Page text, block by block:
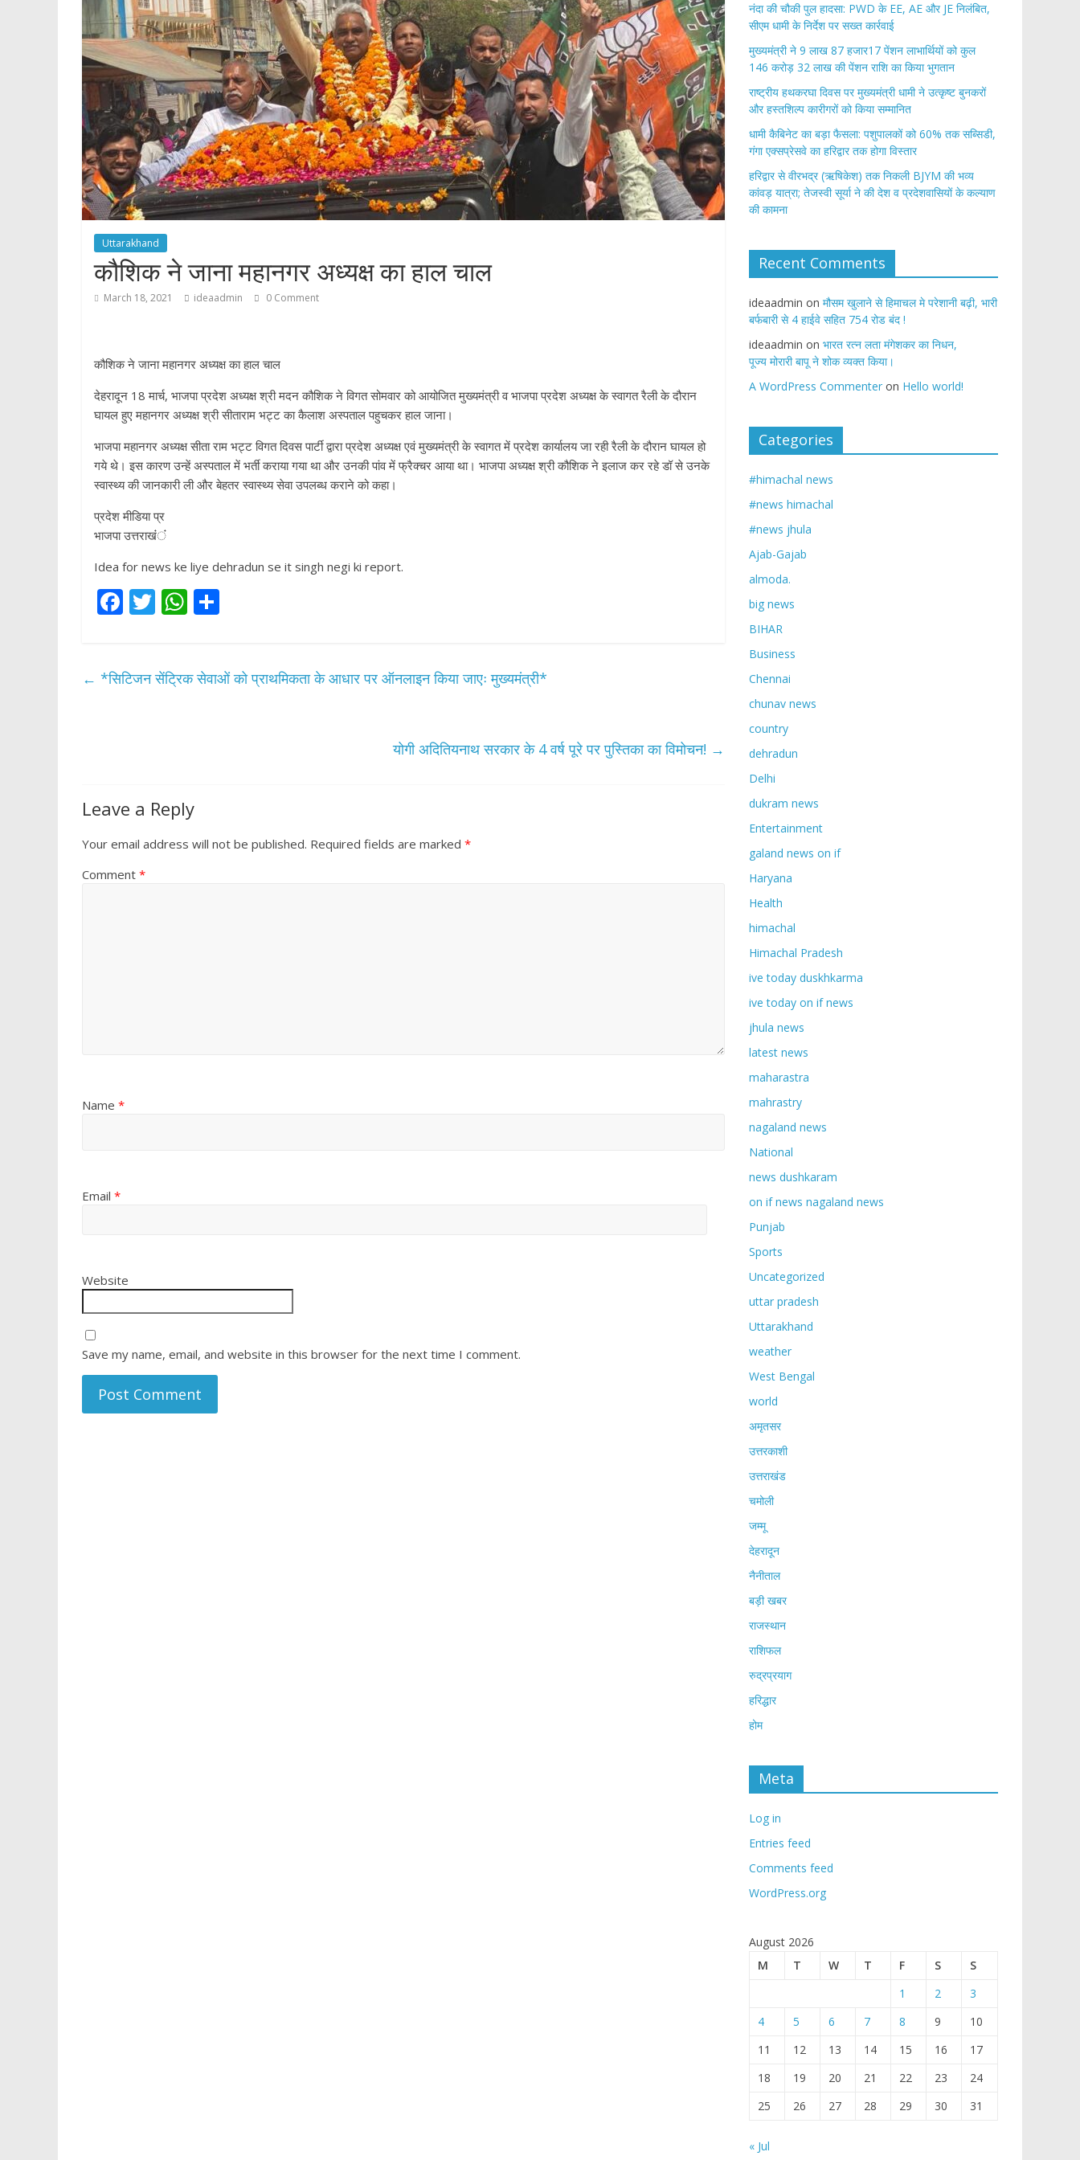
Uttarakhand
कौशिक ने जाना महानगर अध्यक्ष का हाल चाल
March 18, 2021 ideaadmin 0 Comment
कौशिक ने जाना महानगर अध्यक्ष का हाल चाल
देहरादून 18 मार्च, भाजपा प्रदेश अध्यक्ष श्री मदन कौशिक ने विगत सोमवार को आयोजित मुख्यमंत्री व भाजपा प्रदेश अध्यक्ष के स्वागत रैली के दौरान
घायल हुए महानगर अध्यक्ष श्री सीताराम भट्ट का कैलाश अस्पताल पहुचकर हाल जाना।
भाजपा महानगर अध्यक्ष सीता राम भट्ट विगत दिवस पार्टी द्वारा प्रदेश अध्यक्ष एवं मुख्यमंत्री के स्वागत में प्रदेश कार्यालय जा रही रैली के दौरान घायल हो
गये थे। इस कारण उन्हें अस्पताल में भर्ती कराया गया था और उनकी पांव में फ्रैक्चर आया था। भाजपा अध्यक्ष श्री कौशिक ने इलाज कर रहे डॉ से उनके
स्वास्थ्य की जानकारी ली और बेहतर स्वास्थ्य सेवा उपलब्ध कराने को कहा।
प्रदेश मीडिया प्र
भाजपा उत्तराखंंंं
Idea for news ke liye dehradun se it singh negi ki report.
F
b
T
er
W
s e
← *सिटिजन सेंट्रिक सेवाओं को प्राथमिकता के आधार पर ऑनलाइन किया जाएः मुख्यमंत्री*
योगी अदितियनाथ सरकार के 4 वर्ष पूरे पर पुस्तिका का विमोचन! →
Leave a Reply
Your email address will not be published. Required fields are marked *
Comment *
Name *
Email *
Website
Save my name, email, and website in this browser for the next time I comment.
नंदा की चौकी पुल हादसा: PWD के EE, AE और JE निलंबित,
सीएम धामी के निर्देश पर सख्त कार्रवाई
मुख्यमंत्री ने 9 लाख 87 हजार17 पेंशन लाभार्थियों को कुल
146 करोड़ 32 लाख की पेंशन राशि का किया भुगतान
राष्ट्रीय हथकरघा दिवस पर मुख्यमंत्री धामी ने उत्कृष्ट बुनकरों
और हस्तशिल्प कारीगरों को किया सम्मानित
​धामी कैबिनेट का बड़ा फैसला: पशुपालकों को 60% तक सब्सिडी,
गंगा एक्सप्रेसवे का हरिद्वार तक होगा विस्तार
​हरिद्वार से वीरभद्र (ऋषिकेश) तक निकली BJYM की भव्य
कांवड़ यात्रा; तेजस्वी सूर्या ने की देश व प्रदेशवासियों के कल्याण
की कामना
Recent Comments
ideaadmin on मौसम खुलाने से हिमाचल मे परेशानी बढ़ी, भारी
बर्फबारी से 4 हाईवे सहित 754 रोड बंद !
ideaadmin on भारत रत्न लता मंगेशकर का निधन,
पूज्य मोरारी बापू ने शोक व्यक्त किया।
A WordPress Commenter on Hello world!
Categories
#himachal news
#news himachal
#news jhula
Ajab-Gajab
almoda.
big news
BIHAR
Business
Chennai
chunav news
country
dehradun
Delhi
dukram news
Entertainment
galand news on if
Haryana
Health
himachal
Himachal Pradesh
ive today duskhkarma
ive today on if news
jhula news
latest news
maharastra
mahrastry
nagaland news
National
news dushkaram
on if news nagaland news
Punjab
Sports
Uncategorized
uttar pradesh
Uttarakhand
weather
West Bengal
world
अमृतसर
उत्तरकाशी
उत्तराखंड
चमोली
जम्मू
देहरादून
नैनीताल
बड़ी खबर
राजस्थान
राशिफल
रुद्रप्रयाग
हरिद्धार
होम
Meta
Log in
Entries feed
Comments feed
WordPress.org
August 2026
M
T W T F S
S
1
2
3
4
5 6 7 8 9
10
11
12 13 14 15 16
17
18
19 20 21 22 23
24
25
26 27 28 29 30 31
« Jul